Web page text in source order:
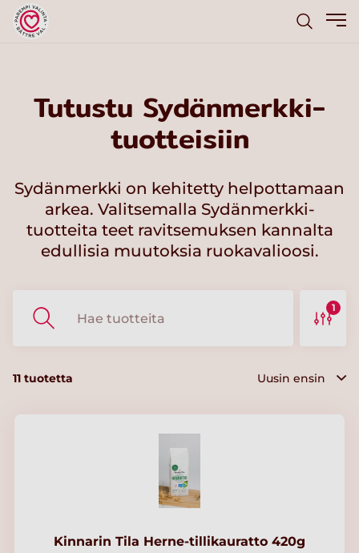
Tutustu Sydänmerkki-
tuotteisiin
Sydänmerkki on kehitetty helpottamaan
arkea. Valitsemalla Sydänmerkki-
tuotteita teet ravitsemuksen kannalta
edullisia muutoksia ruokavalioosi.
1
11 tuotetta
Kinnarin Tila Herne-tillikauratto 420g